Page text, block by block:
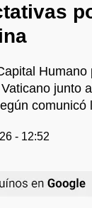
Humano
junto
comunicó
- 12:52